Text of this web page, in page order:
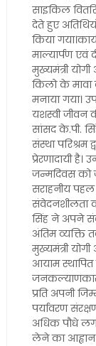
साइकिल
देते हुए
किया
माल्यार्पण
मुख्यमंत्री
किलो के
मनाया गया।
यशस्वी जीवन
सांसद के.पी.
संस्था परिश्रम
प्रेरणादायी
जन्मदिवस को
सराहनीय
संवेदनशीलता
सिंह ने अपने
अंतिम व्यक्ति
मुख्यमंत्री
आयाम
प्रति अपनी
पर्यावरण
अधिक पौधे
लेने का आह्वान